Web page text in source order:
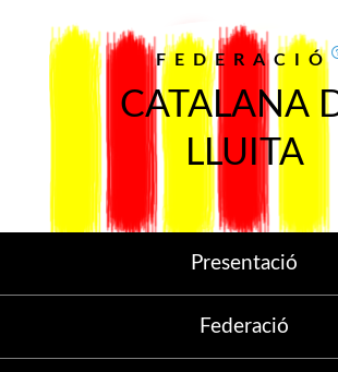
FEDERACIÓ
CATALANA
LLUITA
Presentació
Federació